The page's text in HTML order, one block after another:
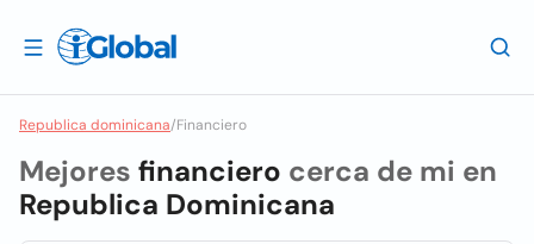
Republica dominicana/Financiero
Mejores financiero cerca de mi en
Republica Dominicana